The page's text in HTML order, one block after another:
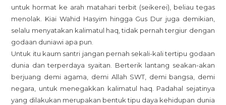
untuk hormat ke arah matahari terbit (seikerei), beliau tegas
menolak. Kiai Wahid Hasyim hingga Gus Dur juga demikian,
selalu menyatakan kalimatul haq, tidak pernah tergiur dengan
godaan duniawi apa pun.
Untuk itu kaum santri jangan pernah sekali-kali tertipu godaan
dunia dan terperdaya syaitan. Berterik lantang seakan-akan
berjuang demi agama, demi Allah SWT, demi bangsa, demi
negara, untuk menegakkan kalimatul haq. Padahal sejatinya
yang dilakukan merupakan bentuk tipu daya kehidupan dunia